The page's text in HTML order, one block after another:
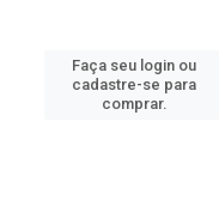
Faça seu login ou
cadastre-se para
comprar.